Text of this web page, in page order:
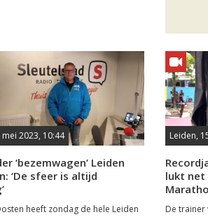
2023, 10:44
‘bezemwagen’ Leiden
‘De sfeer is altijd
heeft zondag de hele Leiden
Leiden,
lukt net
De trainer